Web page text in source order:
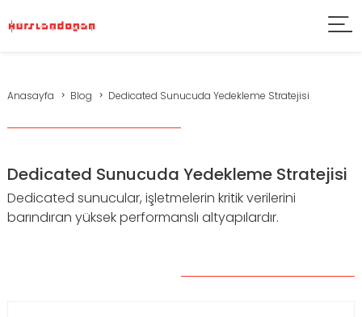
Anasayfa Blog Dedicated Sunucuda Yedekleme Stratejisi
Dedicated Sunucuda Yedekleme Stratejisi
Dedicated sunucular, işletmelerin kritik verilerini
barındıran yüksek performanslı altyapılardır.